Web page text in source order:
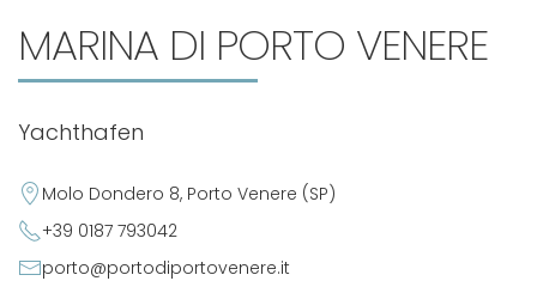
MARINA DI PORTO VENERE
Yachthafen
Molo Dondero 8, Porto Venere (SP)
+39 0187 793042
porto@portodiportovenere.it